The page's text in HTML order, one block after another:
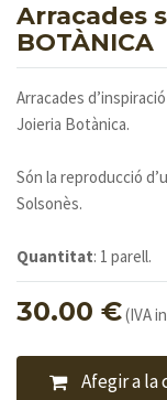
Arracades
BOTÀNICA
Arracades
Joieria Botànica.
Són la reproducció
Solsonès.
Quantitat: 1 parell.
30.00 €(IVA
Afegir a la